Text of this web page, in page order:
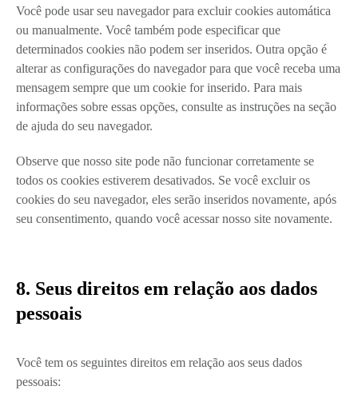
Você pode usar seu navegador para excluir cookies automática
ou manualmente. Você também pode especificar que
determinados cookies não podem ser inseridos. Outra opção é
alterar as configurações do navegador para que você receba uma
mensagem sempre que um cookie for inserido. Para mais
informações sobre essas opções, consulte as instruções na seção
de ajuda do seu navegador.
Observe que nosso site pode não funcionar corretamente se
todos os cookies estiverem desativados. Se você excluir os
cookies do seu navegador, eles serão inseridos novamente, após
seu consentimento, quando você acessar nosso site novamente.
8. Seus direitos em relação aos dados
pessoais
Você tem os seguintes direitos em relação aos seus dados
pessoais: